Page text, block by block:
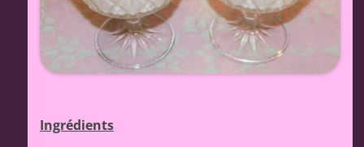
Ingrédients